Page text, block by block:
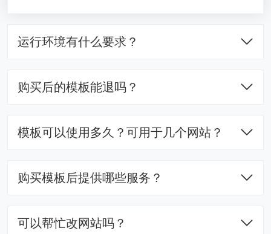
运行环境有什么要求？
购买后的模板能退吗？
模板可以使用多久？可用于几个网站？
购买模板后提供哪些服务？
可以帮忙改网站吗？